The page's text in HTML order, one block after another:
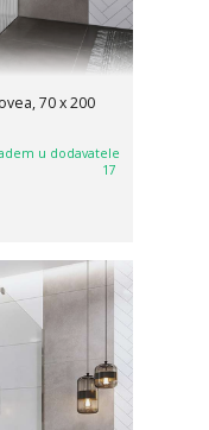
70 x 200
u dodavatele
17